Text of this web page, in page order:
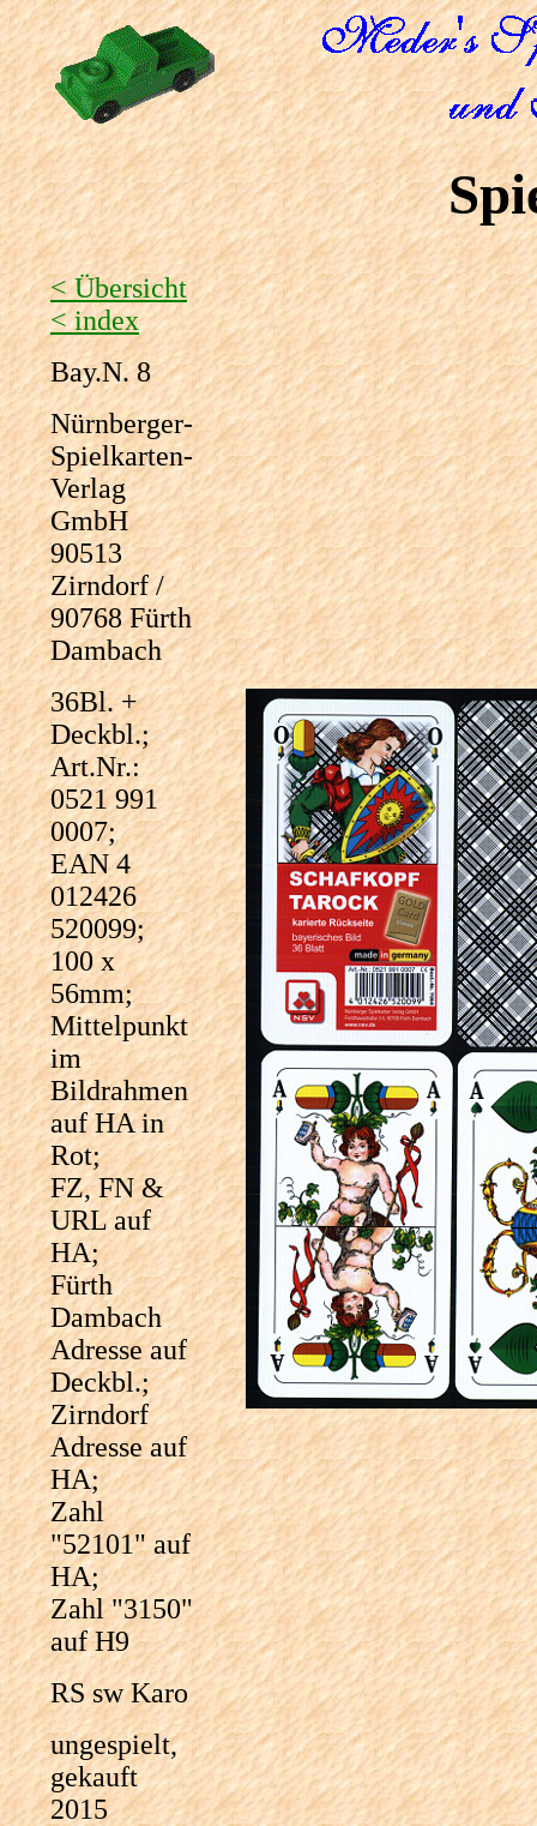
< Übersicht
< index
Bay.N. 8
Nürnberger-
Spielkarten-
Verlag
GmbH
90513
Zirndorf /
90768 Fürth
Dambach
36Bl. +
Deckbl.;
Art.Nr.:
0521 991
0007;
EAN 4
012426
520099;
100 x
56mm;
Mittelpunkt
im
Bildrahmen
auf HA in
Rot;
FZ, FN &
URL auf
HA;
Fürth
Dambach
Adresse auf
Deckbl.;
Zirndorf
Adresse auf
HA;
Zahl
"52101" auf
HA;
Zahl "3150"
auf H9
RS sw Karo
ungespielt,
gekauft
2015